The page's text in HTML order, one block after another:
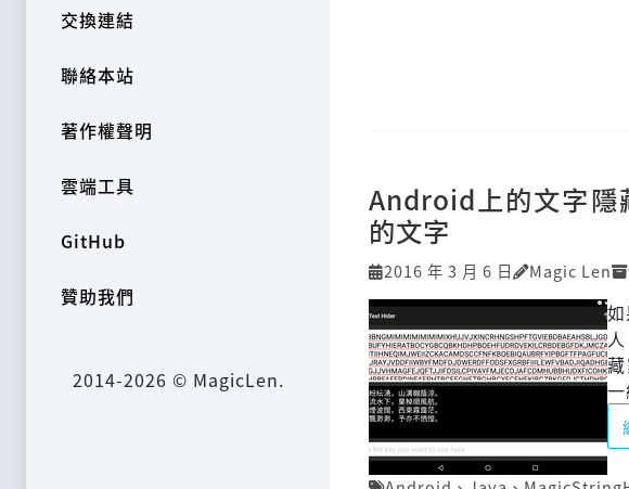
交換連結
聯絡本站
著作權聲明
雲端工具
GitHub
贊助我們
2014-2026 © MagicLen.
Android上的文字隱
的文字
2016 年 3 月 6 日 Magic Len